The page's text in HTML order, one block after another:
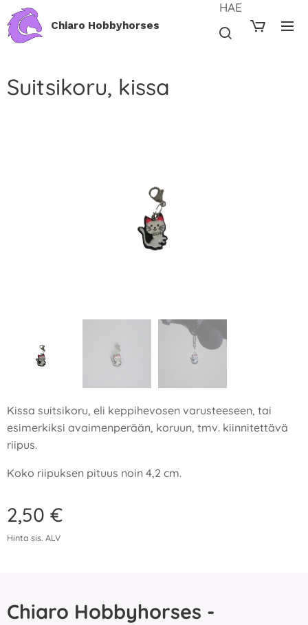
Chiaro Hobbyhorses
HAE
Suitsikoru, kissa
Kissa suitsikoru, eli keppihevosen varusteeseen, tai
esimerkiksi avaimenperään, koruun, tmv. kiinnitettävä
riipus.
Koko riipuksen pituus noin 4,2 cm.
2,50 €
Hinta sis. ALV
Chiaro Hobbyhorses -